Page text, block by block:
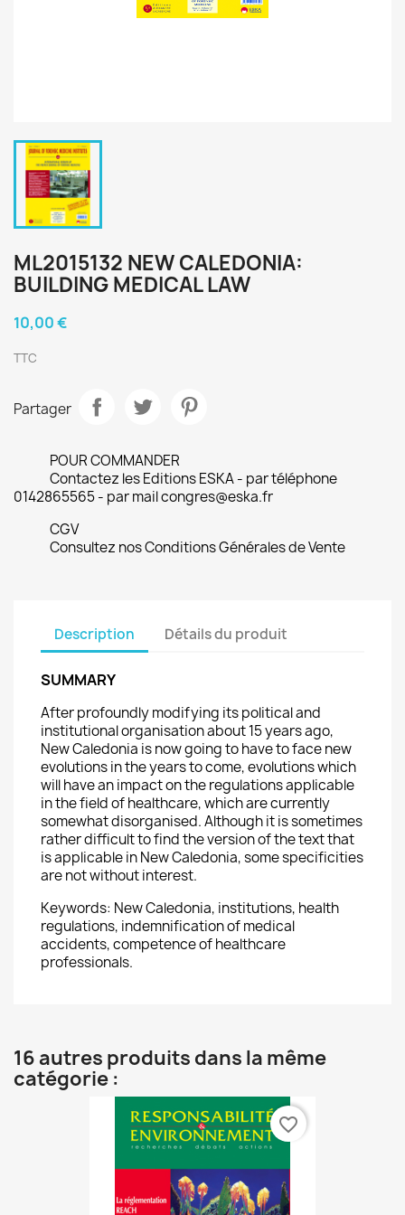
ML2015132 NEW CALEDONIA:
BUILDING MEDICAL LAW
10,00 €
TTC
Partager
POUR COMMANDER
Contactez les Editions ESKA - par téléphone
0142865565 - par mail congres@eska.fr
CGV
Consultez nos Conditions Générales de Vente
Description Détails du produit
SUMMARY
After profoundly modifying its political and
institutional organisation about 15 years ago,
New Caledonia is now going to have to face new
evolutions in the years to come, evolutions which
will have an impact on the regulations applicable
in the field of healthcare, which are currently
somewhat disorganised. Although it is sometimes
rather difficult to find the version of the text that
is applicable in New Caledonia, some specificities
are not without interest.
Keywords: New Caledonia, institutions, health
regulations, indemnification of medical
accidents, competence of healthcare
professionals.
16 autres produits dans la même
catégorie :
favorite_border